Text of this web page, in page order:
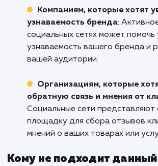
Готовы использовать мощь
для роста вашего бизнеса в
с нами сегодня, и давайте
путь к успеху.
Кому подходит данный
Бизнесам, желающим
предоставляют